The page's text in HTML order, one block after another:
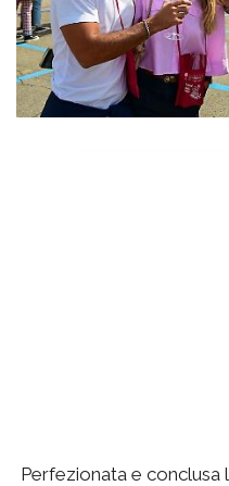
Perfezionata e conclusa